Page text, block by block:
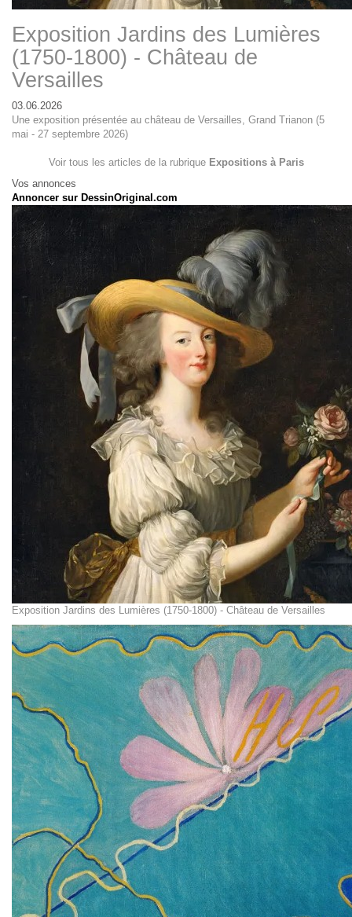
Exposition Jardins des Lumières
(1750-1800) - Château de
Versailles
03.06.2026
Une exposition présentée au château de Versailles, Grand Trianon (5
mai - 27 septembre 2026)
Voir tous les articles de la rubrique Expositions à Paris
Vos annonces
Annoncer sur DessinOriginal.com
Exposition Jardins des Lumières (1750-1800) - Château de Versailles